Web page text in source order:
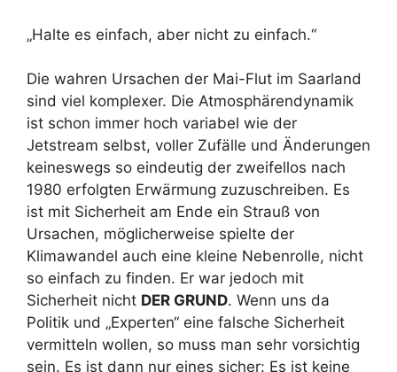
„Halte es einfach, aber nicht zu einfach.“
Die wahren Ursachen der Mai-Flut im Saarland
sind viel komplexer. Die Atmosphärendynamik
ist schon immer hoch variabel wie der
Jetstream selbst, voller Zufälle und Änderungen
keineswegs so eindeutig der zweifellos nach
1980 erfolgten Erwärmung zuzuschreiben. Es
ist mit Sicherheit am Ende ein Strauß von
Ursachen, möglicherweise spielte der
Klimawandel auch eine kleine Nebenrolle, nicht
so einfach zu finden. Er war jedoch mit
Sicherheit nicht DER GRUND. Wenn uns da
Politik und „Experten“ eine falsche Sicherheit
vermitteln wollen, so muss man sehr vorsichtig
sein. Es ist dann nur eines sicher: Es ist keine